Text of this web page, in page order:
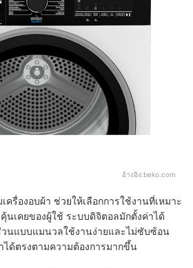
อ้างอิง:beko.com
รื่องอบผ้า ช่วยให้เลือกการใช้งานที่เหมาะ
นเคยของผู้ใช้ ระบบดิจิตอลมักตั้งค่าได้
วนแบบแมนวลใช้งานง่ายและไม่ซับซ้อน
ได้ตรงตามความต้องการมากขึ้น